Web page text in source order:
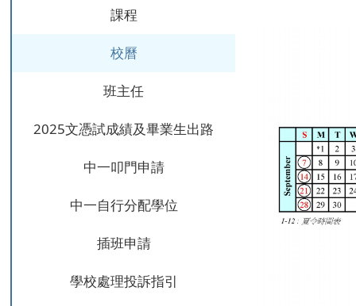
課程
校曆
班主任
2025文憑試成績及畢業生出路
中一叩門申請
中一自行分配學位
插班申請
學校處理投訴指引